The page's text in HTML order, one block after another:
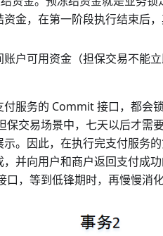
金，在第一阶段执行结束后
户可用资金（担保交易不能
服务的 Commit 接口，都会
交易场景中，七天以后才需
。因此，在执行完支付服务
并向用户和商户返回支付成
，等到低锋期时，再慢慢消